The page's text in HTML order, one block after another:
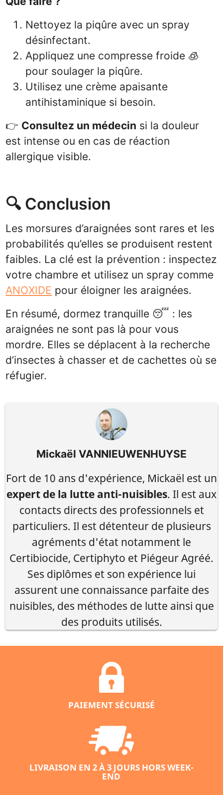
Nettoyez la piqûre avec un spray
désinfectant.
Appliquez une compresse froide 🧊
pour soulager la piqûre.
Utilisez une crème apaisante
antihistaminique si besoin.
👉 Consultez un médecin si la douleur
est intense ou en cas de réaction
allergique visible.
🔍 Conclusion
Les morsures d’araignées sont rares et les
probabilités qu’elles se produisent restent
faibles. La clé est la prévention : inspectez
votre chambre et utilisez un spray comme
ANOXIDE pour éloigner les araignées.
En résumé, dormez tranquille 😴 : les
araignées ne sont pas là pour vous
mordre. Elles se déplacent à la recherche
d’insectes à chasser et de cachettes où se
réfugier.
Mickaël VANNIEUWENHUYSE
Fort de 10 ans d'expérience, Mickaël est un
expert de la lutte anti-nuisibles. Il est aux
contacts directs des professionnels et
particuliers. Il est détenteur de plusieurs
agréments d'état notamment le
Certibiocide, Certiphyto et Piégeur Agréé.
Ses diplômes et son expérience lui
assurent une connaissance parfaite des
nuisibles, des méthodes de lutte ainsi que
des produits utilisés.
PAIEMENT SÉCURISÉ
LIVRAISON EN 2 À 3 JOURS HORS WEEK-
END